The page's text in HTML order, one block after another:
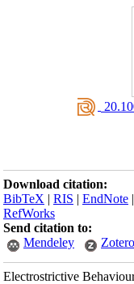
Download citation:
BibTeX |RIS |EndNote
RefWorks
Send citation to:
Mendeley
Electrostrictive